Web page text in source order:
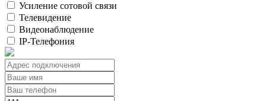
Усиление сотовой связи
Телевидение
Видеонаблюдение
IP-Телефония